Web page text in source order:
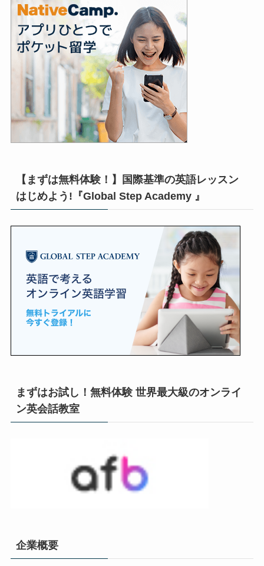
【まずは無料体験！】国際基準の英語レッスン
はじめよう!『Global Step Academy 』
まずはお試し！無料体験 世界最大級のオンライ
ン英会話教室
企業概要